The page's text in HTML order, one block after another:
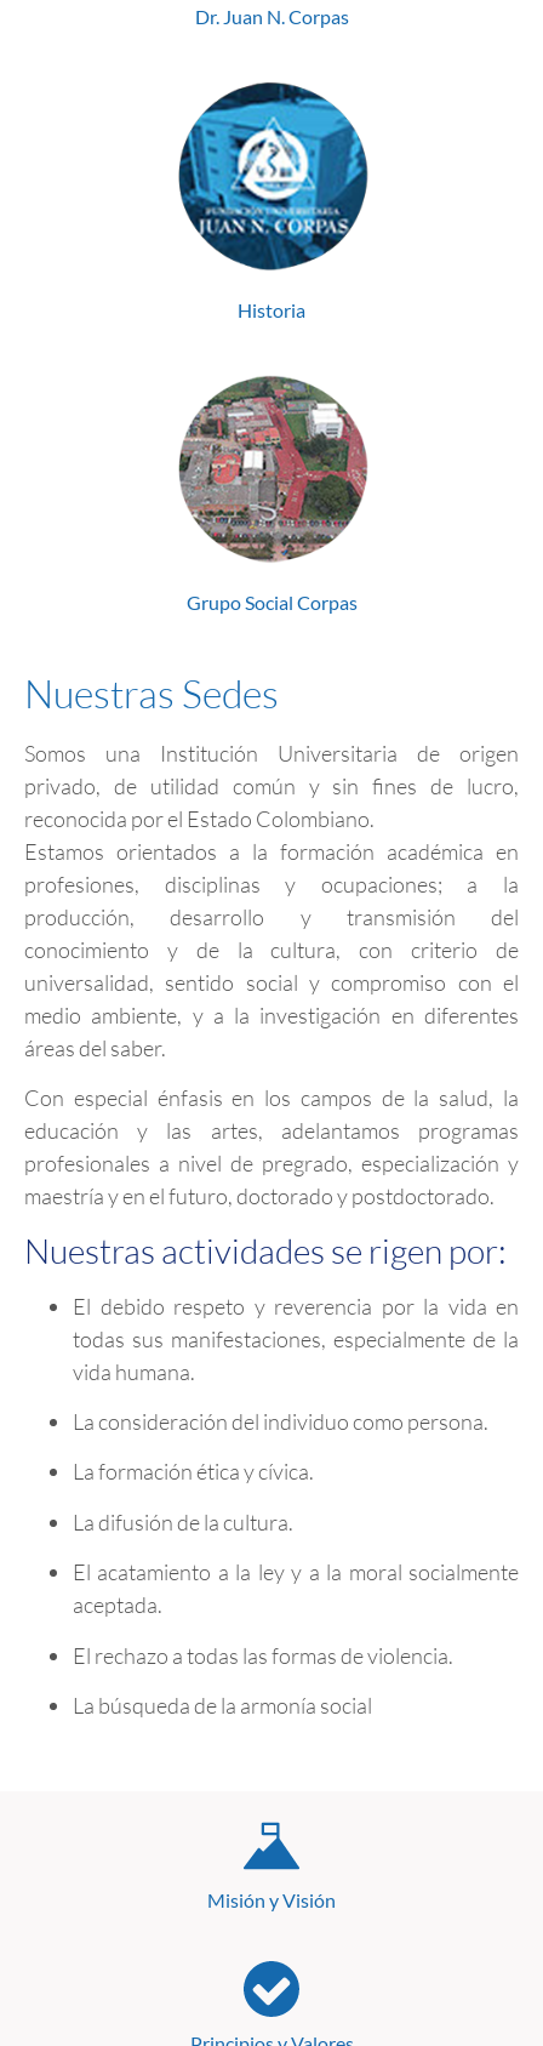
Dr. Juan N. Corpas
Historia
Grupo Social Corpas
Nuestras Sedes
Somos una Institución Universitaria de origen
privado, de utilidad común y sin fines de lucro,
reconocida por el Estado Colombiano.
Estamos orientados a la formación académica en
profesiones, disciplinas y ocupaciones; a la
producción, desarrollo y transmisión del
conocimiento y de la cultura, con criterio de
universalidad, sentido social y compromiso con el
medio ambiente, y a la investigación en diferentes
áreas del saber.
Con especial énfasis en los campos de la salud, la
educación y las artes, adelantamos programas
profesionales a nivel de pregrado, especialización y
maestría y en el futuro, doctorado y postdoctorado.
Nuestras actividades se rigen por:
El debido respeto y reverencia por la vida en
todas sus manifestaciones, especialmente de la
vida humana.
La consideración del individuo como persona.
La formación ética y cívica.
La difusión de la cultura.
El acatamiento a la ley y a la moral socialmente
aceptada.
El rechazo a todas las formas de violencia.
La búsqueda de la armonía social
Misión y Visión